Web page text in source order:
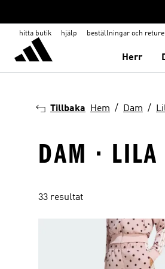
hitta butik hjälp beställningar och
Herr
Tillbaka Hem Dam
DAM · LILA
33 resultat